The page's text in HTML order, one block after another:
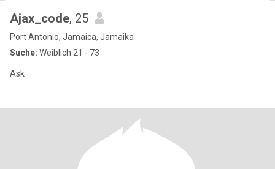
Ajax_code, 25
Port Antonio, Jamaica, Jamaika
Suche: Weiblich 21 - 73
Ask